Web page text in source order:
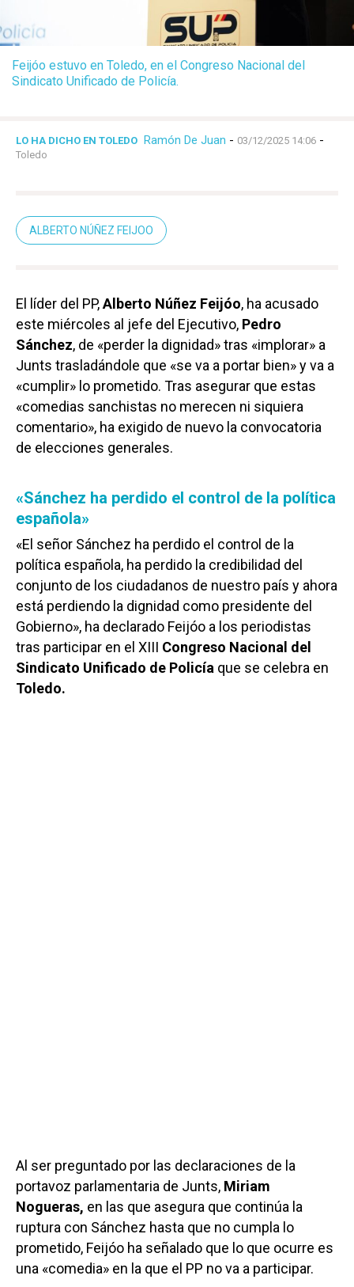
Feijóo estuvo en Toledo, en el Congreso Nacional del
Sindicato Unificado de Policía.
LO HA DICHO EN TOLEDO Ramón De Juan - 03/12/2025 14:06 -
Toledo
ALBERTO NÚÑEZ FEIJOO
El líder del PP,Alberto Núñez Feijóo, ha acusado
este miércoles al jefe del Ejecutivo, Pedro
Sánchez, de «perder la dignidad» tras «implorar» a
Junts trasladándole que «se va a portar bien» y va a
«cumplir» lo prometido. Tras asegurar que estas
«comedias sanchistas no merecen ni siquiera
comentario», ha exigido de nuevo la convocatoria
de elecciones generales.
«Sánchez ha perdido el control de la política
española»
«El señor Sánchez ha perdido el control de la
política española, ha perdido la credibilidad del
conjunto de los ciudadanos de nuestro país y ahora
está perdiendo la dignidad como presidente del
Gobierno», ha declarado Feijóo a los periodistas
tras participar en el XIII Congreso Nacional del
Sindicato Unificado de Policía que se celebra en
Toledo.
Al ser preguntado por las declaraciones de la
portavoz parlamentaria de Junts, Miriam
Nogueras, en las que asegura que continúa la
ruptura con Sánchez hasta que no cumpla lo
prometido, Feijóo ha señalado que lo que ocurre es
una «comedia» en la que el PP no va a participar.